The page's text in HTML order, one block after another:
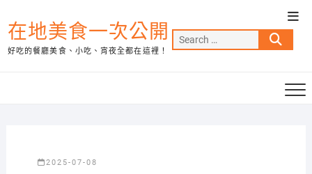
to
content
在地美食一次公開
好吃的餐廳美食、小吃、宵夜全都在這裡！
Search
…
2025-07-08